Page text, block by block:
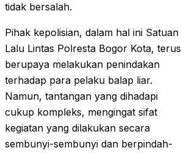
tidak bersalah.
Pihak kepolisian, dalam hal ini Satuan
Lalu Lintas Polresta Bogor Kota, terus
berupaya melakukan penindakan
terhadap para pelaku balap liar.
Namun, tantangan yang dihadapi
cukup kompleks, mengingat sifat
kegiatan yang dilakukan secara
sembunyi-sembunyi dan berpindah-